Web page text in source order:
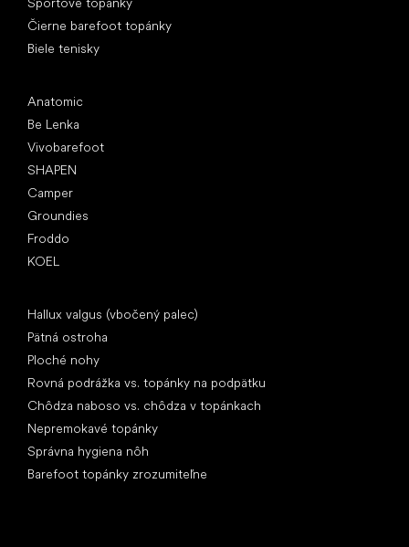
Športové topánky
Čierne barefoot topánky
Biele tenisky
Anatomic
Be Lenka
Vivobarefoot
SHAPEN
Camper
Groundies
Froddo
KOEL
Hallux valgus (vbočený palec)
Pätná ostroha
Ploché nohy
Rovná podrážka vs. topánky na podpätku
Chôdza naboso vs. chôdza v topánkach
Nepremokavé topánky
Správna hygiena nôh
Barefoot topánky zrozumiteľne